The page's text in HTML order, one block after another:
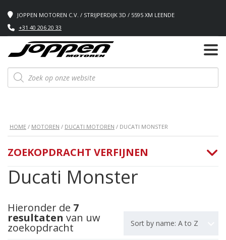
JOPPEN MOTOREN C.V. / STRIJPERDIJK 3D / 5595 XM LEENDE
+31 40 206 20 33
Producten
zoeken
HOME / MOTOREN / DUCATI MOTOREN / DUCATI MONSTER
Ducati Monster
Hieronder de 7
resultaten van uw
zoekopdracht Sort by name: A to Z
ZOEKOPDRACHT VERFIJNEN